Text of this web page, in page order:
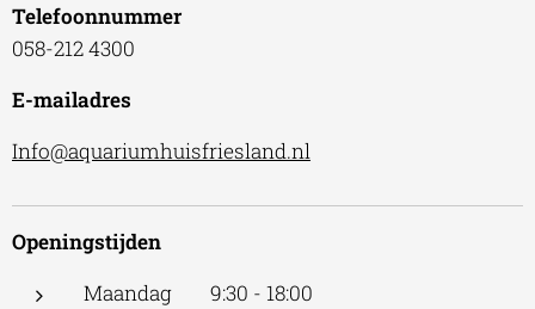
Telefoonnummer
058-212 4300
E-mailadres
Info@aquariumhuisfriesland.nl
Openingstijden
Maandag 9:30 - 18:00